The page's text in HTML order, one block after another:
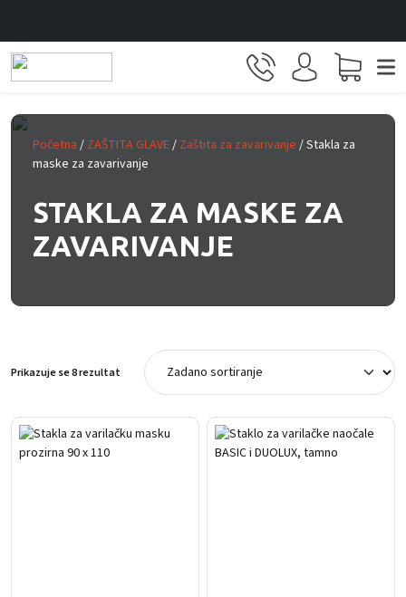
Prijeđi na glavni sadržaj
Početna / ZAŠTITA GLAVE/ Zaštita za zavarivanje / Stakla za
maske za zavarivanje
STAKLA ZA MASKE ZA
ZAVARIVANJE
Prikazuje se 8 rezultat